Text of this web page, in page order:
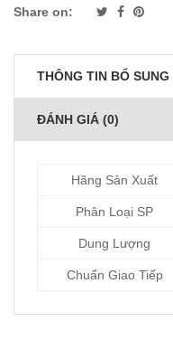
Share on:
THÔNG TIN BỔ SUNG
ĐÁNH GIÁ (0)
Hãng Sản Xuất
Phân Loại SP
Dung Lượng
Chuẩn Giao Tiếp